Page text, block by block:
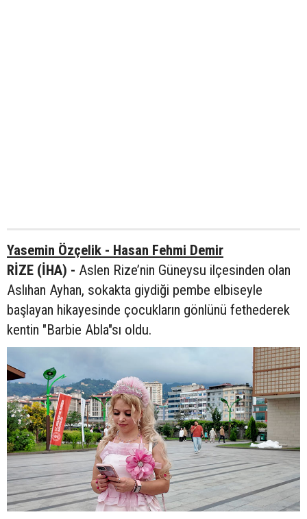
Yasemin Özçelik - Hasan Fehmi Demir
RİZE (İHA) - Aslen Rize’nin Güneysu ilçesinden olan
Aslıhan Ayhan, sokakta giydiği pembe elbiseyle
başlayan hikayesinde çocukların gönlünü fethederek
kentin "Barbie Abla"sı oldu.